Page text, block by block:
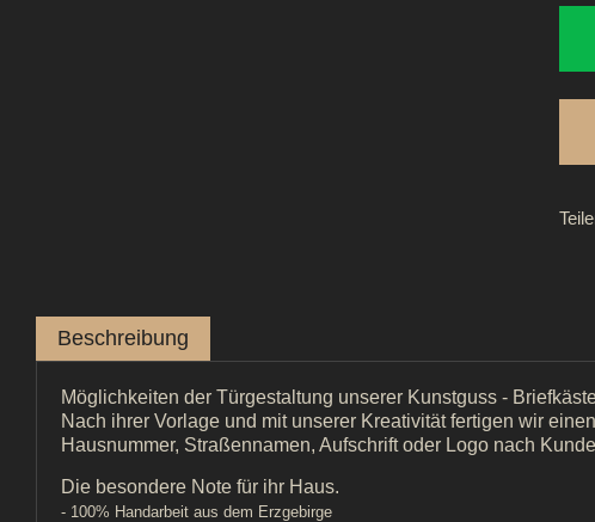
Beschreibung
Möglichkeiten der Türgestaltung unserer Kunstguss -
Nach ihrer Vorlage und mit unserer Kreativität fertigen wir
Hausnummer, Straßennamen, Aufschrift oder Logo nach
Die besondere Note für ihr Haus.
- 100% Handarbeit aus dem Erzgebirge